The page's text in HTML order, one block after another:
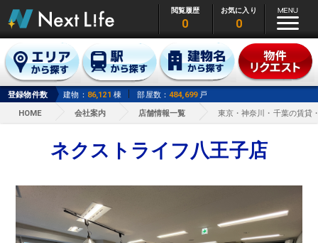
閲覧履歴
0
お気に入り
0
登録物件数 建物： 86,121 棟 部屋数： 484,699 戸
HOME
会社案内 店舗情報一覧 東京・神奈川・千葉の賃貸
ネクストライフ八王子店